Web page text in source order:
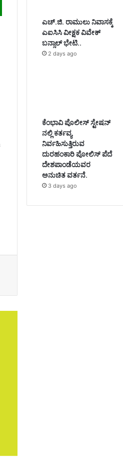
ಎಚ್.ಜಿ. ರಾಮುಲು ನಿವಾಸಕ್ಕೆ
ಎಐಸಿಸಿ ವೀಕ್ಷಕ ವಿವೇಕ್
ಬನ್ಸಾಲ್ ಭೇಟಿ..
2 days ago
ಕೆಂಭಾವಿ ಪೊಲೀಸ್ ಸ್ಟೇಷನ್
ನಲ್ಲಿ ಕರ್ತವ್ಯ
ನಿರ್ವಹಿಸುತ್ತಿರುವ
ದುರಹಂಕಾರಿ ಪೋಲಿಸ್ ಪೆದೆ
ದೇಶಪಾಂಡೆಯವರ
ಅನುಚಿತ ವರ್ತನೆ.
3 days ago